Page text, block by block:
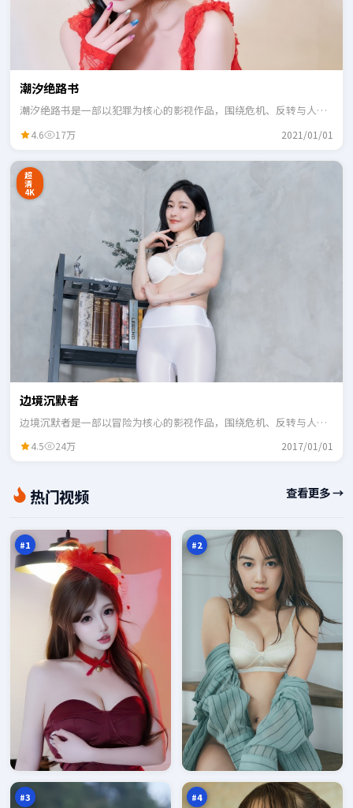
潮汐绝路书
潮汐绝路书是一部以犯罪为核心的影视作品，围绕危机、反转与人物
4.6 17万 2021/01/01
超
清
4K
边境沉默者
边境沉默者是一部以冒险为核心的影视作品，围绕危机、反转与人物
4.5 24万 2017/01/01
热门视频 查看更多 →
#1
局
悬 98
#2
#3
笔
记万
#4
烈
焰
法
则
97
万